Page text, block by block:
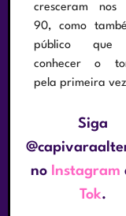
cresceram nos
90, como
público
conhecer o
pela primeira
Siga
no Instagram
Tok.